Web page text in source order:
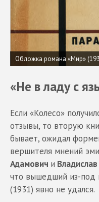
Обложка романа «Мир»
«Не в ладу с
Если «Колесо»
отзывы, то вторую
бывает, ожидал
вершителя мнений
Адамович и
что вышедший из-под
(1931) явно не удался.